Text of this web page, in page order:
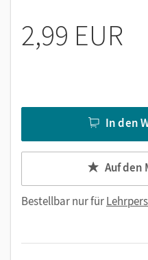
2,99 EUR
In den
Auf den
Bestellbar nur für